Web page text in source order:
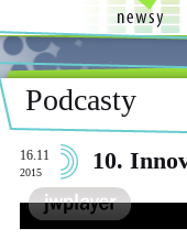
Podcasty
16.11
2015 10.